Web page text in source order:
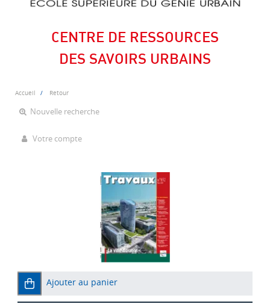
CENTRE DE RESSOURCES
DES SAVOIRS URBAINS
Accueil Retour
Nouvelle recherche
Votre compte
Ajouter au panier